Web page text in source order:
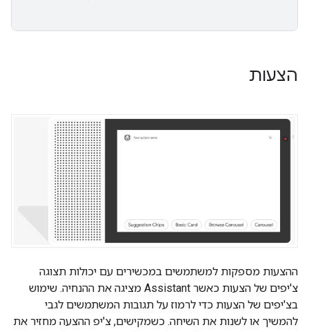
הצעות
ההצעות מספקות למשתמשים במכשירים עם יכולות תצוגה
צ'יפים של הצעות כאשר Assistant מציגה את ההנחיה. שימוש
בצ'יפים של הצעות כדי לרמוז על תגובות המשתמשים לגבי
להמשיך או לשנות את השיחה. כשמקישים, צ'יפ ההצעה מחזיר את